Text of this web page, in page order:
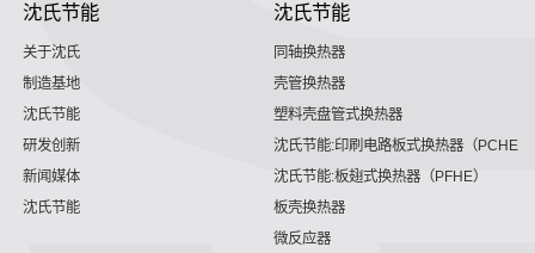
沈氏节能
关于沈氏
制造基地
沈氏节能
研发创新
新闻媒体
沈氏节能
沈氏节能
同轴换热器
壳管换热器
塑料壳盘管式换热器
沈氏节能:印刷电路板式换热器（PCHE）
沈氏节能:板翅式换热器（PFHE）
板壳换热器
微反应器